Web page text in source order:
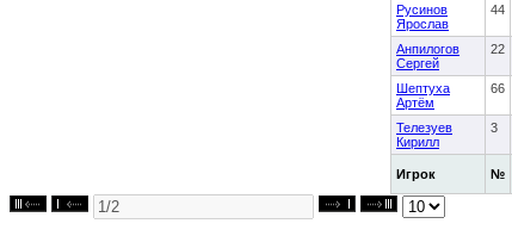
Игрок №
Русинов
Ярослав
44
Анпилогов
Сергей
22
Шептуха
Артём
66
Телезуев
Кирилл
3